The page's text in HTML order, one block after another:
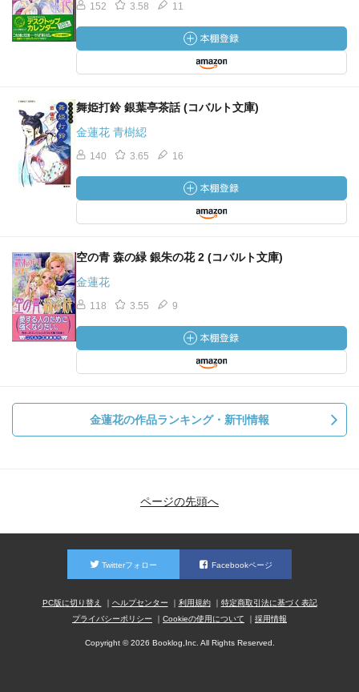
152 3.58 11
舞姫打鈴 銀葉亭茶話 (コバルト文庫)
金蓮花 青樹綛
140 3.65 16
空の青 森の緑 銀朱の花 2 (コバルト文庫)
金蓮花
118 3.55 9
金蓮花の作品ランキング・新刊情報
ページの先頭へ
Twitterフォロー Facebookページ
PC版に切り替え ヘルプセンター 利用規約
特定商取引法に基づく表記
プライバシーポリシー
Cookieの使用について 採用情報
Copyright © 2026 Booklog,Inc. All Rights Reserved.